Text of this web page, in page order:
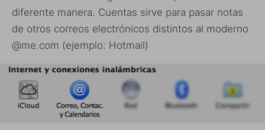
diferente manera. Cuentas sirve para pasar notas
de otros correos electrónicos distintos al moderno
@me.com (ejemplo: Hotmail)